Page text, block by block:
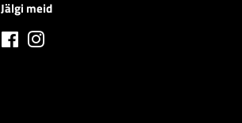
Jälgi meid
Facebook